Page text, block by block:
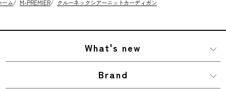
ーム/ M-PREMIER/ クルーネックシアーニットカーディガン
What's new
Brand